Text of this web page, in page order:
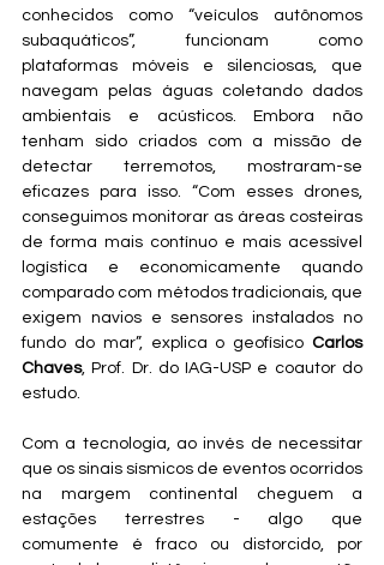
conhecidos como “veículos autônomos
subaquáticos”, funcionam como
plataformas móveis e silenciosas, que
navegam pelas águas coletando dados
ambientais e acústicos. Embora não
tenham sido criados com a missão de
detectar terremotos, mostraram-se
eficazes para isso. “Com esses drones,
conseguimos monitorar as áreas costeiras
de forma mais contínuo e mais acessível
logística e economicamente quando
comparado com métodos tradicionais, que
exigem navios e sensores instalados no
fundo do mar”, explica o geofísico Carlos
Chaves, Prof. Dr. do IAG-USP e coautor do
estudo.
Com a tecnologia, ao invés de necessitar
que os sinais sísmicos de eventos ocorridos
na margem continental cheguem a
estações terrestres - algo que
comumente é fraco ou distorcido, por